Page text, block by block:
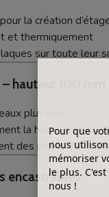
la création
et thermiquement
sur toute leur
hauteur 100 mm
plus bas
la hauteur selon
des piliers 300 mm
encastrables
Pour que
nous
mémoriser
le plus.
nous !